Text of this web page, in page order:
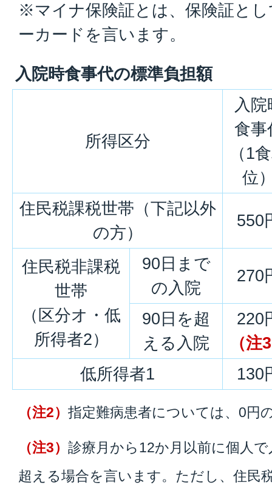
※マイナ保険証とは、保険証と
ーカードを言います。
入院時食事代の標準負担額
所得区分
入院
食事
（1
位
住民税課税世帯（下記以外
の方）
550
住民税非課税
世帯
（区分オ・低
所得者2）
90日まで
の入院
270
90日を超
える入院
220
（注
低所得者1
130
（注2） 指定難病患者については、0円
（注3） 診療月から12か月以前に個人
超える場合を言います。ただし、住民